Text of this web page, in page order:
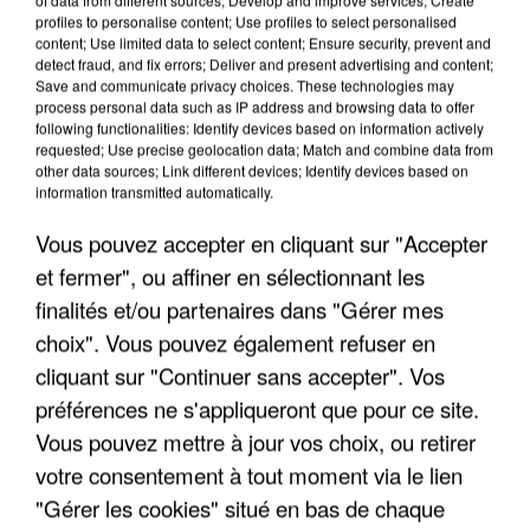
LES INTERVIEWS CHANTE
FRANCE
Voir plus
"JE SUIS À DISPOSITION DES
ENFOIRÉS"
"ON A TOUS LE TRAC"
"ON N'EST PAS DES PARENTS
PARFAITS"
profiles to personalise content; Use profiles to select personalised
content; Use limited data to select content; Ensure security, prevent and
detect fraud, and fix errors; Deliver and present advertising and content;
Save and communicate privacy choices. These technologies may
process personal data such as IP address and browsing data to offer
following functionalities: Identify devices based on information actively
requested; Use precise geolocation data; Match and combine data from
other data sources; Link different devices; Identify devices based on
information transmitted automatically.
Vous pouvez accepter en cliquant sur "Accepter
et fermer", ou affiner en sélectionnant les
finalités et/ou partenaires dans "Gérer mes
choix". Vous pouvez également refuser en
cliquant sur "Continuer sans accepter". Vos
préférences ne s'appliqueront que pour ce site.
Vous pouvez mettre à jour vos choix, ou retirer
votre consentement à tout moment via le lien
"Gérer les cookies" situé en bas de chaque